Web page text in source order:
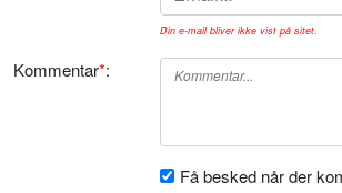
Din e-mail bliver ikke vist på sitet.
Kommentar*:
Få besked når der